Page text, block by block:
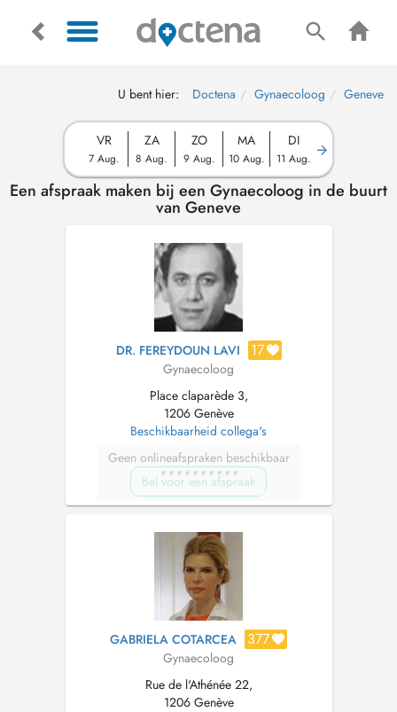
U bent hier: Doctena Gynaecoloog Geneve
VR
7 Aug.
ZA
8 Aug.
ZO
9 Aug.
MA
10 Aug.
DI
11 Aug.
Een afspraak maken bij een Gynaecoloog in de buurt
van Geneve
DR. FEREYDOUN LAVI 17
Gynaecoloog
Place claparède 3,
1206 Genève
Beschikbaarheid collega's
Geen onlineafspraken beschikbaar
Bel voor een afspraak
GABRIELA COTARCEA 377
Gynaecoloog
Rue de l'Athénée 22,
1206 Genève